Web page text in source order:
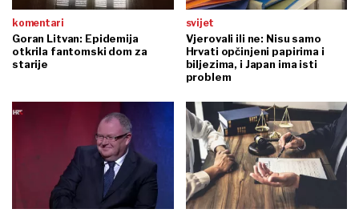
komentari
Goran Litvan: Epidemija
otkrila fantomski dom za
starije
svijet
Vjerovali ili ne: Nisu samo
Hrvati opčinjeni papirima i
biljezima, i Japan ima isti
problem